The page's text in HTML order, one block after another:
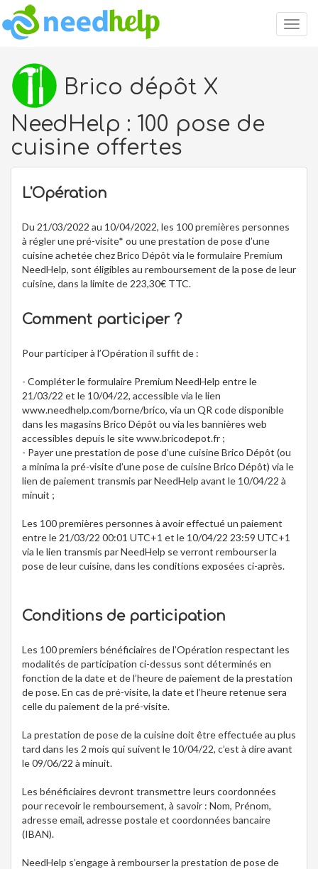
Brico dépôt X
NeedHelp : 100 pose de
cuisine offertes
L'Opération
Du 21/03/2022 au 10/04/2022, les 100 premières personnes
à régler une pré-visite* ou une prestation de pose d’une
cuisine achetée chez Brico Dépôt via le formulaire Premium
NeedHelp, sont éligibles au remboursement de la pose de leur
cuisine, dans la limite de 223,30€ TTC.
Comment participer ?
Pour participer à l’Opération il suffit de :
- Compléter le formulaire Premium NeedHelp entre le
21/03/22 et le 10/04/22, accessible via le lien
www.needhelp.com/borne/brico, via un QR code disponible
dans les magasins Brico Dépôt ou via les bannières web
accessibles depuis le site www.bricodepot.fr ;
- Payer une prestation de pose d’une cuisine Brico Dépôt (ou
a minima la pré-visite d’une pose de cuisine Brico Dépôt) via le
lien de paiement transmis par NeedHelp avant le 10/04/22 à
minuit ;
Les 100 premières personnes à avoir effectué un paiement
entre le 21/03/22 00:01 UTC+1 et le 10/04/22 23:59 UTC+1
via le lien transmis par NeedHelp se verront rembourser la
pose de leur cuisine, dans les conditions exposées ci-après.
Conditions de participation
Les 100 premiers bénéficiaires de l’Opération respectant les
modalités de participation ci-dessus sont déterminés en
fonction de la date et de l’heure de paiement de la prestation
de pose. En cas de pré-visite, la date et l’heure retenue sera
celle du paiement de la pré-visite.
La prestation de pose de la cuisine doit être effectuée au plus
tard dans les 2 mois qui suivent le 10/04/22, c’est à dire avant
le 09/06/22 à minuit.
Les bénéficiaires devront transmettre leurs coordonnées
pour recevoir le remboursement, à savoir : Nom, Prénom,
adresse email, adresse postale et coordonnées bancaire
(IBAN).
NeedHelp s’engage à rembourser la prestation de pose de